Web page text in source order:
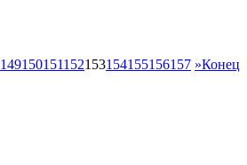
149150151152153154155156157 »Конец